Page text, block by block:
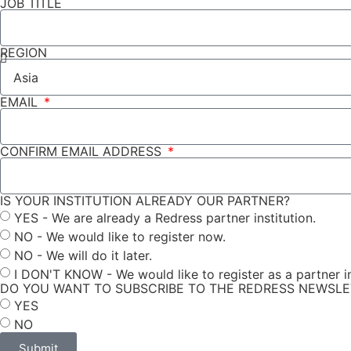
JOB TITLE
REGION
EMAIL
CONFIRM EMAIL ADDRESS
IS YOUR INSTITUTION ALREADY OUR PARTNER?
YES - We are already a Redress partner institution.
NO - We would like to register now.
NO - We will do it later.
I DON'T KNOW - We would like to register as a partner
DO YOU WANT TO SUBSCRIBE TO THE REDRESS
YES
NO
Submit